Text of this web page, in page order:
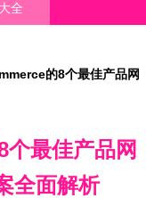
全
的8个最佳产品网
最佳产品网
全面解析